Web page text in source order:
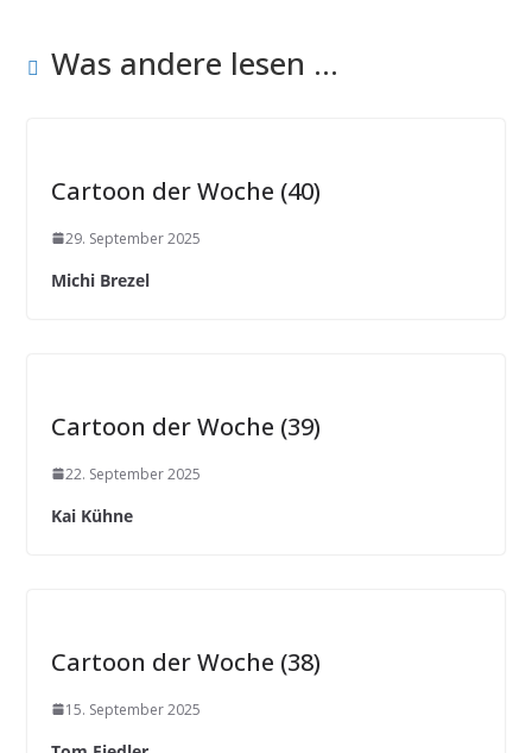
Was andere lesen ...
Cartoon der Woche (40)
29. September 2025
Michi Brezel
Cartoon der Woche (39)
22. September 2025
Kai Kühne
Cartoon der Woche (38)
15. September 2025